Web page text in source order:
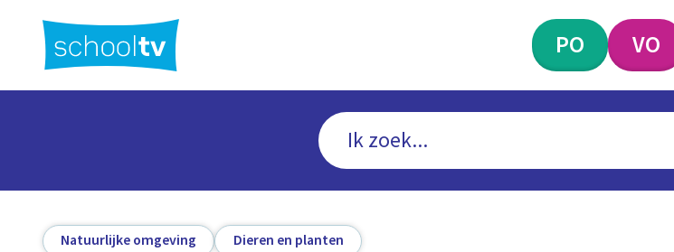
hoofdinhoud
PO VO
Natuurlijke omgeving Dieren en planten